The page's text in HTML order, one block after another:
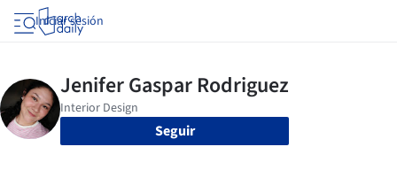
Iniciar sesión
Seguir